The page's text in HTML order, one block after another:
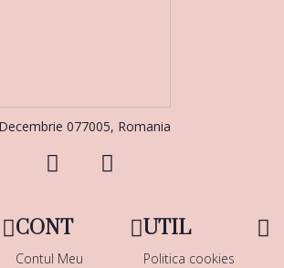
077005, Romania
CONT
Contul Meu
UTIL
Politica cookies